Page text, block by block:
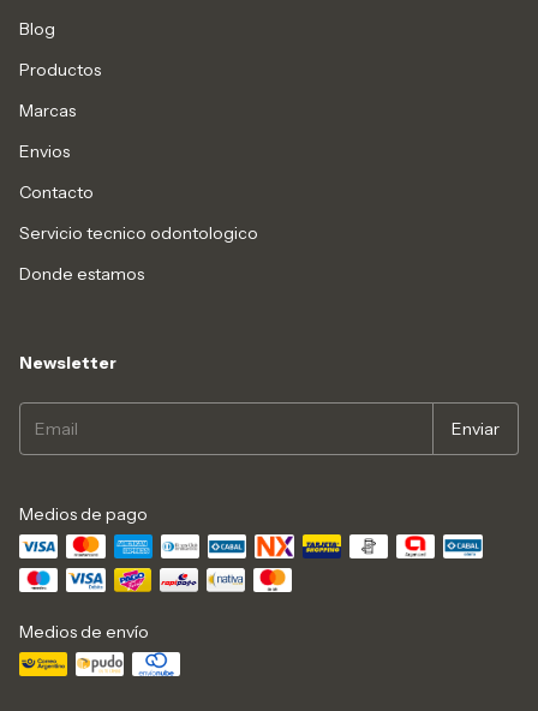
Blog
Productos
Marcas
Envios
Contacto
Servicio tecnico odontologico
Donde estamos
Newsletter
Medios de pago
Medios de envío